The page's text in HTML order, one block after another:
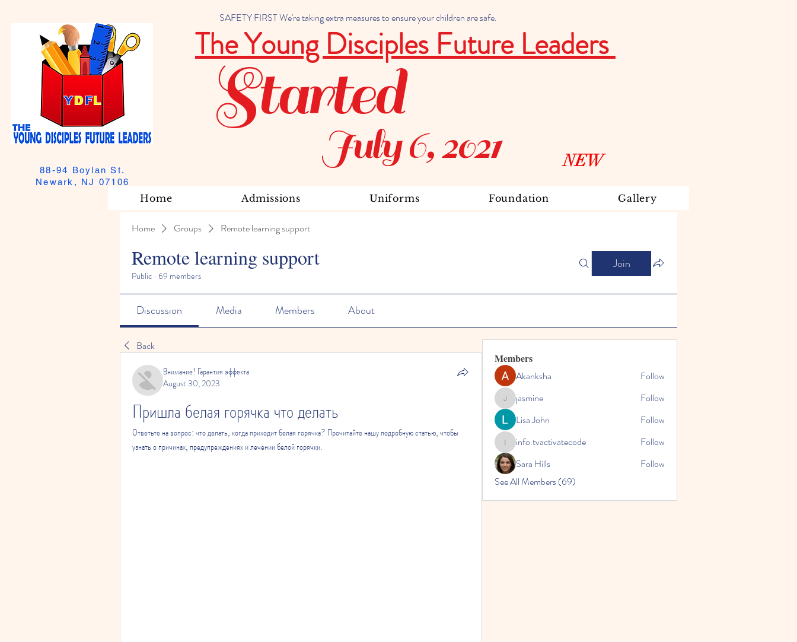
SAFETY FIRST We're taking extra measures to ensure your children are safe.
88-94 Boylan St.
Newark, NJ 07106
The Young Disciples Future Leaders
July 6, 2021
Started
Home Admissions Uniforms Foundation Gallery
NEW
Home Groups Remote learning support
Remote learning support
Public · 69 members
Join
Discussion Media Members About
Back
Внимание! Гарантия эффекта
August 30, 2023
Пришла белая горячка что делать
Ответьте на вопрос: что делать, когда приходит белая горячка? Прочитайте нашу подробную статью, чтобы
узнать о причинах, предупреждениях и лечении белой горячки.
Members
Akanksha
Follow
jasminejasmine
Follow
Lisa John
Follow
info.tvactivatecode
info.tvactivatecode
Follow
Sara Hills
Follow
See All Members (69)